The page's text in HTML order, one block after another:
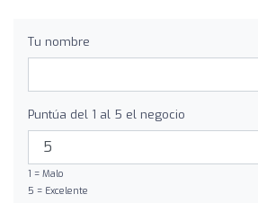
Tu nombre
Puntúa del 1 al 5 el negocio
1 = Malo
5 = Excelente